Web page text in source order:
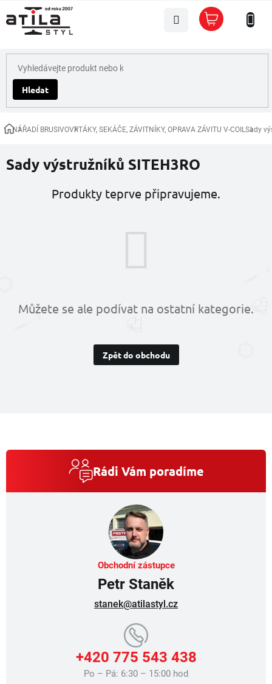
na
obsah
Hledat
Nákupní
košík
DomůNÁŘADÍ BRUSIVOVRTÁKY, SEKÁČE, ZÁVITNÍKY, OPRAVA ZÁVITU V-COILSady
Sady výstružníků SITEH3RO
Produkty teprve připravujeme.
Můžete se ale podívat na ostatní kategorie.
Zpět do obchodu
Rádi Vám poradíme
Obchodní zástupce
Petr Staněk
stanek@atilastyl.cz
+420 775 543 438
Po – Pá: 6:30 – 15:00 hod